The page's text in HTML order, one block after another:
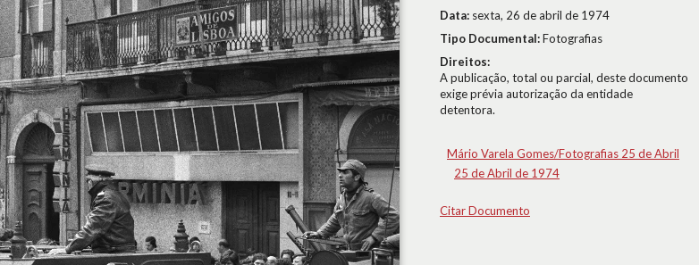
Data: sexta, 26 de abril de 1974
Tipo Documental:Fotografias
Direitos:
A publicação, total ou parcial, deste documento
exige prévia autorização da entidade
detentora.
Mário Varela Gomes/Fotografias 25 de Abril
25 de Abril de 1974
Citar Documento